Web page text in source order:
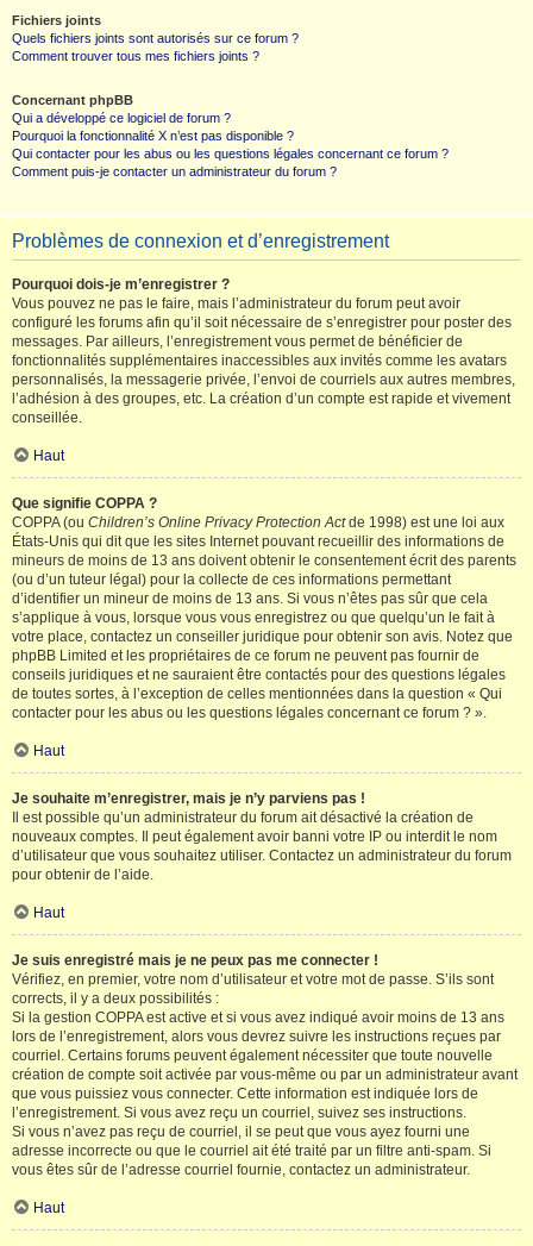
Fichiers joints
Quels fichiers joints sont autorisés sur ce forum ?
Comment trouver tous mes fichiers joints ?
Concernant phpBB
Qui a développé ce logiciel de forum ?
Pourquoi la fonctionnalité X n’est pas disponible ?
Qui contacter pour les abus ou les questions légales concernant ce forum ?
Comment puis-je contacter un administrateur du forum ?
Problèmes de connexion et d’enregistrement
Pourquoi dois-je m’enregistrer ?
Vous pouvez ne pas le faire, mais l’administrateur du forum peut avoir
configuré les forums afin qu’il soit nécessaire de s’enregistrer pour poster des
messages. Par ailleurs, l’enregistrement vous permet de bénéficier de
fonctionnalités supplémentaires inaccessibles aux invités comme les avatars
personnalisés, la messagerie privée, l’envoi de courriels aux autres membres,
l’adhésion à des groupes, etc. La création d’un compte est rapide et vivement
conseillée.
Haut
Que signifie COPPA ?
COPPA (ou Children’s Online Privacy Protection Actde 1998) est une loi aux
États-Unis qui dit que les sites Internet pouvant recueillir des informations de
mineurs de moins de 13 ans doivent obtenir le consentement écrit des parents
(ou d’un tuteur légal) pour la collecte de ces informations permettant
d’identifier un mineur de moins de 13 ans. Si vous n’êtes pas sûr que cela
s’applique à vous, lorsque vous vous enregistrez ou que quelqu’un le fait à
votre place, contactez un conseiller juridique pour obtenir son avis. Notez que
phpBB Limited et les propriétaires de ce forum ne peuvent pas fournir de
conseils juridiques et ne sauraient être contactés pour des questions légales
de toutes sortes, à l’exception de celles mentionnées dans la question « Qui
contacter pour les abus ou les questions légales concernant ce forum ? ».
Haut
Je souhaite m’enregistrer, mais je n’y parviens pas !
Il est possible qu’un administrateur du forum ait désactivé la création de
nouveaux comptes. Il peut également avoir banni votre IP ou interdit le nom
d’utilisateur que vous souhaitez utiliser. Contactez un administrateur du forum
pour obtenir de l’aide.
Haut
Je suis enregistré mais je ne peux pas me connecter !
Vérifiez, en premier, votre nom d’utilisateur et votre mot de passe. S’ils sont
corrects, il y a deux possibilités :
Si la gestion COPPA est active et si vous avez indiqué avoir moins de 13 ans
lors de l’enregistrement, alors vous devrez suivre les instructions reçues par
courriel. Certains forums peuvent également nécessiter que toute nouvelle
création de compte soit activée par vous-même ou par un administrateur avant
que vous puissiez vous connecter. Cette information est indiquée lors de
l’enregistrement. Si vous avez reçu un courriel, suivez ses instructions.
Si vous n’avez pas reçu de courriel, il se peut que vous ayez fourni une
adresse incorrecte ou que le courriel ait été traité par un filtre anti-spam. Si
vous êtes sûr de l’adresse courriel fournie, contactez un administrateur.
Haut